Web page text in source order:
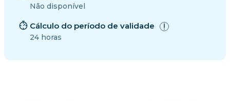
Não disponível
Cálculo do período de validade
24 horas